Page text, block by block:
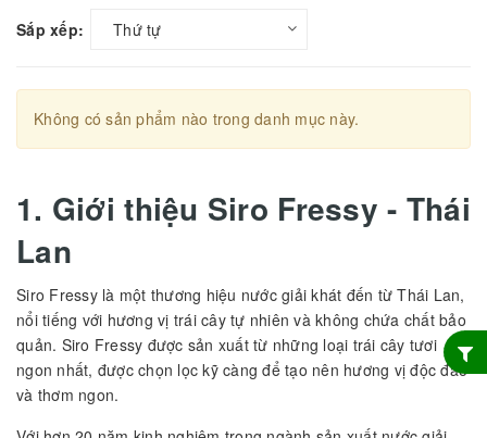
Sắp xếp: Thứ tự
Không có sản phẩm nào trong danh mục này.
1. Giới thiệu Siro Fressy - Thái
Lan
Siro Fressy là một thương hiệu nước giải khát đến từ Thái Lan,
nổi tiếng với hương vị trái cây tự nhiên và không chứa chất bảo
quản. Siro Fressy được sản xuất từ những loại trái cây tươi
ngon nhất, được chọn lọc kỹ càng để tạo nên hương vị độc đáo
và thơm ngon.